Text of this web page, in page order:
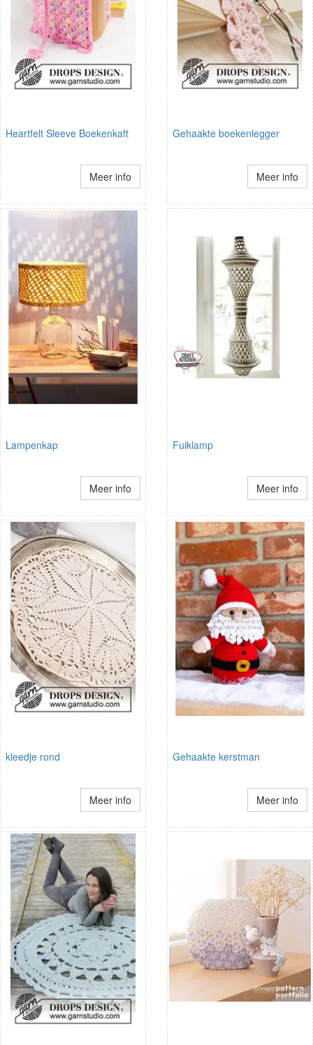
Heartfelt Sleeve Boekenkaft
Meer info
Gehaakte boekenlegger
Meer info
Lampenkap
Meer info
Fuiklamp
Meer info
kleedje rond
Meer info
Gehaakte kerstman
Meer info